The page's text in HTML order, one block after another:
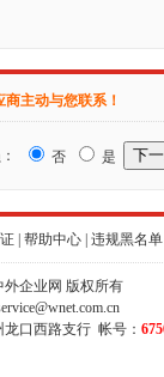
主动与您联系！
否 是
帮助中心 违规黑名单
外企业网 版权所有
口西路支行 帐号：